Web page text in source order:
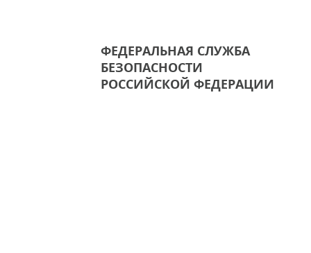
ФЕДЕРАЛЬНАЯ СЛУЖБА
БЕЗОПАСНОСТИ
РОССИЙСКОЙ ФЕДЕРАЦИИ